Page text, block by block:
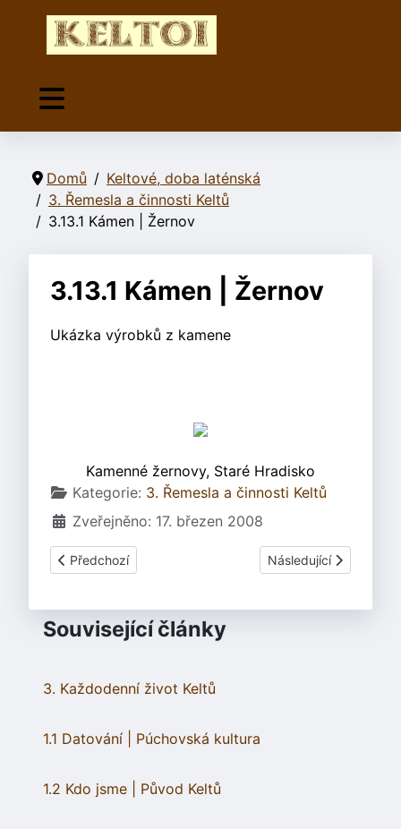
Domů
Keltové, doba laténská
3. Řemesla a činnosti Keltů
3.13.1 Kámen | Žernov
3.13.1 Kámen | Žernov
Ukázka výrobků z kamene
Kamenné žernovy, Staré Hradisko
Základní údaje
Kategorie: 3. Řemesla a činnosti Keltů
Zveřejněno: 17. březen 2008
Předchozí článek: 3.02.3 Pečení chleba
Předchozí Další článek: 3.02.2
Následující
Související články
3. Každodenní život Keltů
1.1 Datování | Púchovská kultura
1.2 Kdo jsme | Původ Keltů